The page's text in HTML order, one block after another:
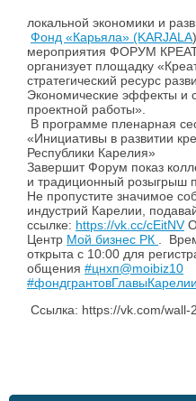
локальной экономики и
Фонд «Карьяла» (KARJALA
мероприятия ФОРУМ
организует площадку
стратегический ресурс
Экономические эффекты и
проектной работы».
В программе пленарная
«Инициативы в развитии
Республики Карелия»
Завершит Форум показ
и традиционный розыгрыш
Не пропустите значимое
индустрий Карелии,
ссылке: https://vk.cc/cEitNV
Центр Мой бизнес РК
.
открыта с 10:00 для
общения #цнхп@moibiz10
#фондгрантовГлавыКарелии
Ссылка: https://vk.com/wall-